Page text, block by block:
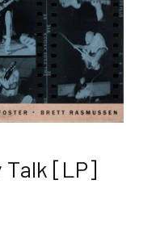
Talk [LP]